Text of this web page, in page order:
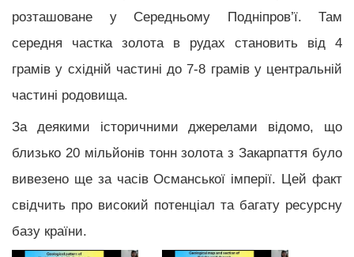
розташоване у Середньому Подніпров’ї. Там
середня частка золота в рудах становить від 4
грамів у східній частині до 7-8 грамів у центральній
частині родовища.
За деякими історичними джерелами відомо, що
близько 20 мільйонів тонн золота з Закарпаття було
вивезено ще за часів Османської імперії. Цей факт
свідчить про високий потенціал та багату ресурсну
базу країни.